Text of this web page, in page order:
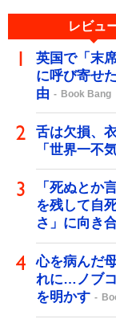
レビュ
英国で「末
に呼び寄せ
由
Book Bang
舌は欠損、
「世界一不
「死ぬとか
を残して自
さ」に向き
心を病んだ
れに…ノブ
を明かす